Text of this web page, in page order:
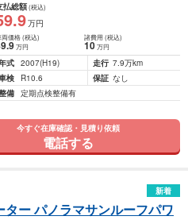
払総額(税込)
.9万円
両価格(税込)
.9万円
諸費用 (税込)
10 万円
式 2007(H19) 走行 7.9万km
検
R10.6 保証 なし
備 定期点検整備有
今すぐ在庫確認・見積り依頼
電話する
新着
ー パノラマサンルーフパワ